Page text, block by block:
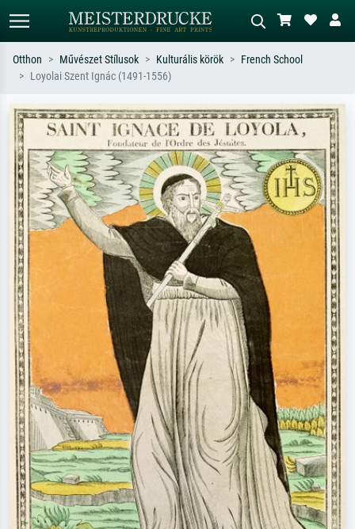
Keressen művész, műcím vagy stílus
szerint – pl. Monet, Csillagos éj,
impresszionizmus, Hokusai-hullám,
akt.
Írja le a jelenetet – pl. zöld rét, sok
piros absztrakt, sötét olajkép, álló akt
egy fa mellett.
Otthon Művészet Stílusok Kulturális körök
French School
Loyolai Szent Ignác (1491-1556)